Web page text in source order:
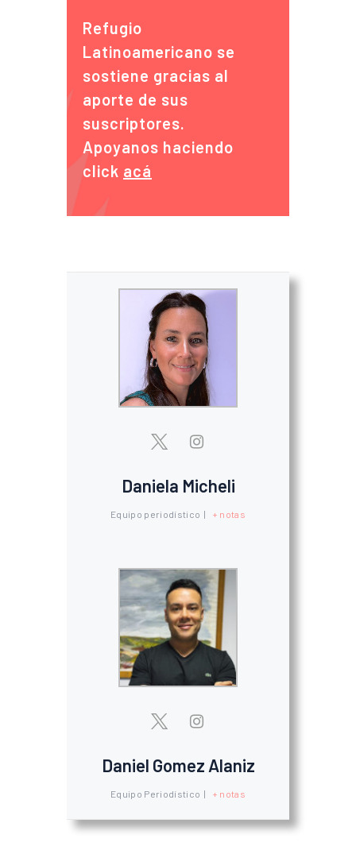
Refugio
Latinoamericano se
sostiene gracias al
aporte de sus
suscriptores.
Apoyanos haciendo
click acá
Daniela Micheli
Equipo periodístico | + notas
Daniel Gomez Alaniz
Equipo Periodístico | + notas